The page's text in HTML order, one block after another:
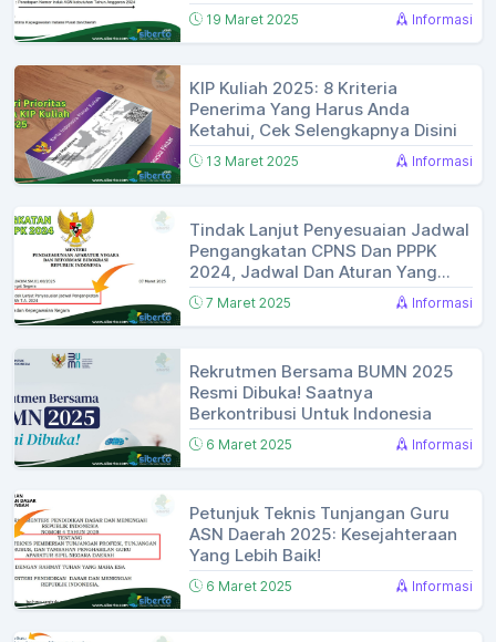
19 Maret 2025 Informasi
KIP Kuliah 2025: 8 Kriteria
Penerima Yang Harus Anda
Ketahui, Cek Selengkapnya Disini
13 Maret 2025 Informasi
Tindak Lanjut Penyesuaian Jadwal
Pengangkatan CPNS Dan PPPK
2024, Jadwal Dan Aturan Yang
Harus Diketahui
7 Maret 2025 Informasi
Rekrutmen Bersama BUMN 2025
Resmi Dibuka! Saatnya
Berkontribusi Untuk Indonesia
6 Maret 2025 Informasi
Petunjuk Teknis Tunjangan Guru
ASN Daerah 2025: Kesejahteraan
Yang Lebih Baik!
6 Maret 2025 Informasi